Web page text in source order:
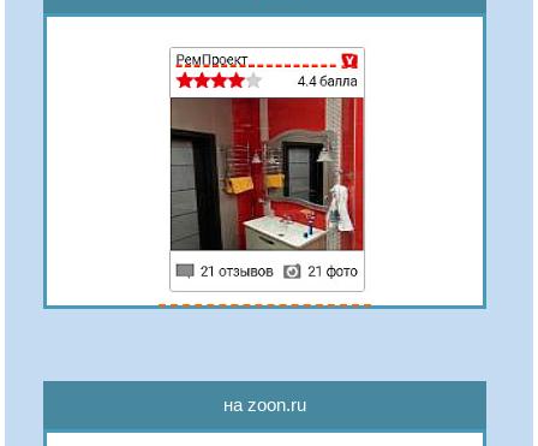
на zoon.ru